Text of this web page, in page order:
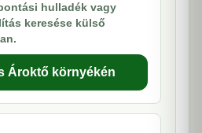
hulladék vagy
keresése külső
Ároktő környékén